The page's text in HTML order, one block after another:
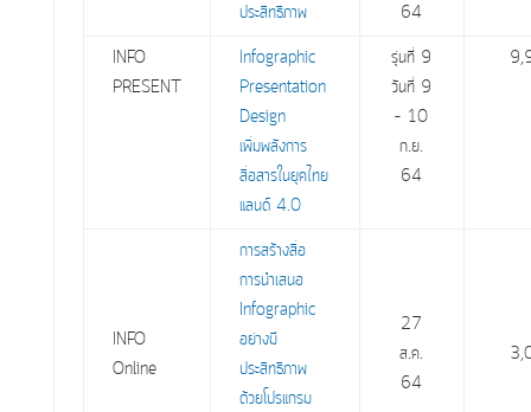
ประสิทธิภาพ
64
INFO
PRESENT
Infographic
Presentation
Design
เพิ่มพลังการ
สื่อสารในยุคไทย
แลนด์ 4.0
รุ่นที่ 9
วันที่ 9
– 10
ก.ย.
64
INFO
Online
การสร้างสื่อ
การนำเสนอ
Infographic
อย่างมี
ประสิทธิภาพ
ด้วยโปรแกรม
27
ส.ค.
64